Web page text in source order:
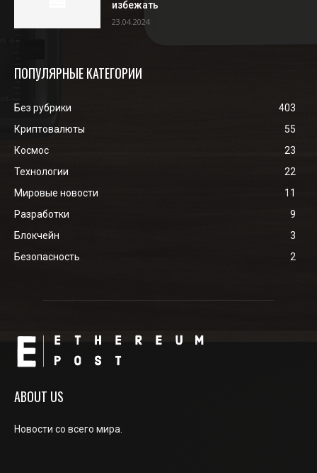
избежать
23.04.2024
ПОПУЛЯРНЫЕ КАТЕГОРИИ
Без рубрики
403
Криптовалюты
55
Космос
23
Технологии
22
Мировые новости
11
Разработки
9
Блокчейн
3
Безопасность
2
ABOUT US
Новости со всего мира.